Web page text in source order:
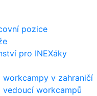
pozice
pro INEXáky
workcampy v zahraničí
vedoucí workcampů